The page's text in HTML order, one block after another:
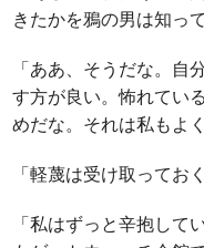
きたかを鴉の男は知っ
「ああ、そうだな。自
す方が良い。怖れてい
めだな。それは私もよ
「軽蔑は受け取ってお
「私はずっと辛抱して